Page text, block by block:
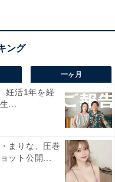
一ヶ月
妊活1年を経
...
まりな、圧巻
ット公開...